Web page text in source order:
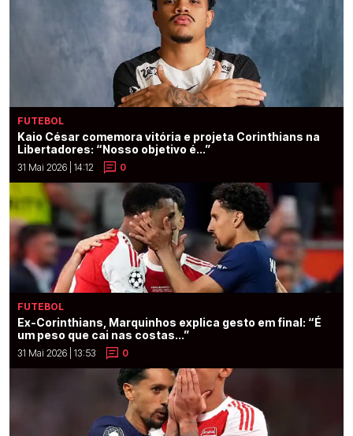
FUTEBOL
Kaio César comemora vitória e projeta Corinthians na
Libertadores: “Nosso objetivo é...”
31 Mai 2026 | 14:12 0
FUTEBOL
Ex-Corinthians, Marquinhos explica gesto em final: “É
um peso que cai nas costas...”
31 Mai 2026 | 13:53 0